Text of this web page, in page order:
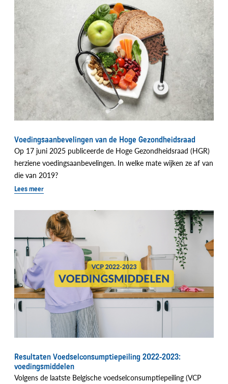
Voedingsaanbevelingen van de Hoge Gezondheidsraad
Op 17 juni 2025 publiceerde de Hoge Gezondheidsraad (HGR)
herziene voedingsaanbevelingen. In welke mate wijken ze af van
die van 2019?
Lees meer
Resultaten Voedselconsumptiepeiling 2022-2023:
voedingsmiddelen
Volgens de laatste Belgische voedselconsumptiepeiling (VCP